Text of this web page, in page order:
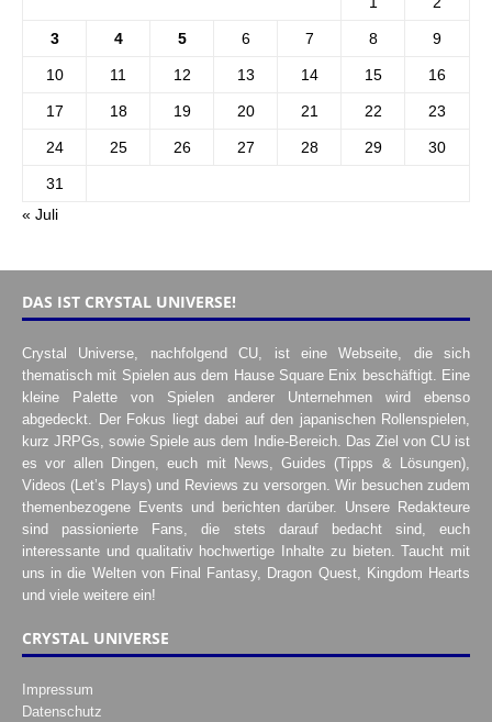
3 4 5 6 7 8 9
10 11 12 13 14 15 16
17 18 19 20 21 22 23
24 25 26 27 28 29 30
31
« Juli
DAS IST CRYSTAL UNIVERSE!
Crystal Universe, nachfolgend CU, ist eine Webseite, die sich
thematisch mit Spielen aus dem Hause Square Enix beschäftigt. Eine
kleine Palette von Spielen anderer Unternehmen wird ebenso
abgedeckt. Der Fokus liegt dabei auf den japanischen Rollenspielen,
kurz JRPGs, sowie Spiele aus dem Indie-Bereich. Das Ziel von CU ist
es vor allen Dingen, euch mit News, Guides (Tipps & Lösungen),
Videos (Let’s Plays) und Reviews zu versorgen. Wir besuchen zudem
themenbezogene Events und berichten darüber. Unsere Redakteure
sind passionierte Fans, die stets darauf bedacht sind, euch
interessante und qualitativ hochwertige Inhalte zu bieten. Taucht mit
uns in die Welten von Final Fantasy, Dragon Quest, Kingdom Hearts
und viele weitere ein!
CRYSTAL UNIVERSE
Impressum
Datenschutz